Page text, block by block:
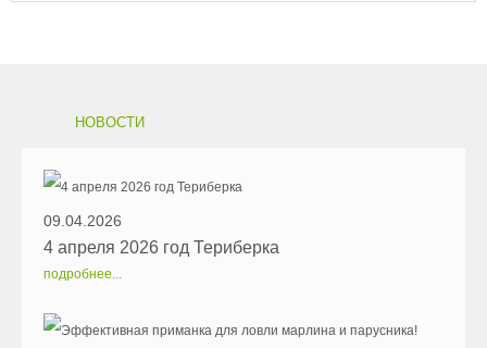
НОВОСТИ
09.04.2026
4 апреля 2026 год Териберка
подробнее...